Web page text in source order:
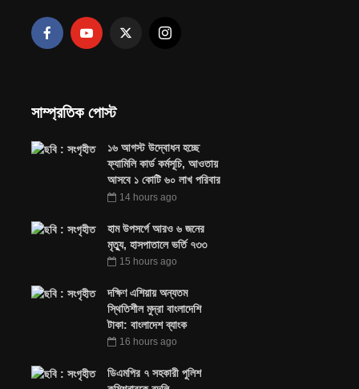
সাম্প্রতিক পোস্ট
১৬ আগস্ট উদ্বোধন হচ্ছে
ফ্যামিলি কার্ড কর্মসূচি, আওতায়
আসবে ১ কোটি ৬০ লাখ পরিবার
14 hours ago
হাম উপসর্গে আরও ৬ জনের
মৃত্যু, হাসপাতালে ভর্তি ৭৩৩
15 hours ago
দক্ষিণ এশিয়ায় অন্যতম
স্থিতিশীল মুদ্রা বাংলাদেশি
টাকা: বাংলাদেশ ব্যাংক
16 hours ago
ডিএমপির ৭ সহকারী পুলিশ